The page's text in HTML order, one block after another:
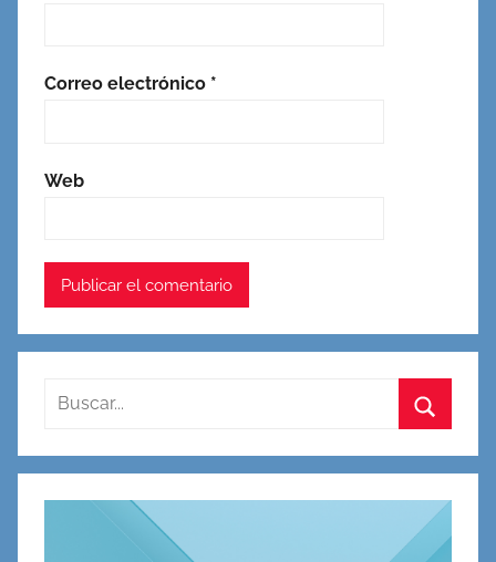
Correo electrónico *
Web
Buscar: